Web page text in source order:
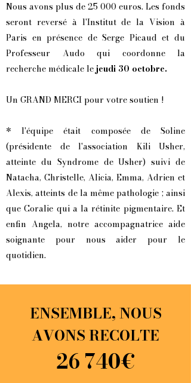
Nous avons plus de 25 000 euros. Les fonds
seront reversé à l'Institut de la Vision à
Paris en présence de Serge Picaud et du
Professeur Audo qui coordonne la
recherche médicale lejeudi 30 octobre.
Un GRAND MERCI pour votre soutien !
* l'équipe était composée de Soline
(présidente de l'association Kili Usher,
atteinte du Syndrome de Usher) suivi de
Natacha, Christelle, Alicia, Emma, Adrien et
Alexis, atteints de la même pathologie ; ainsi
que Coralie qui a la rétinite pigmentaire. Et
enfin Angela, notre accompagnatrice aide
soignante pour nous aider pour le
quotidien.
ENSEMBLE, NOUS
AVONS RECOLTE
26 740€